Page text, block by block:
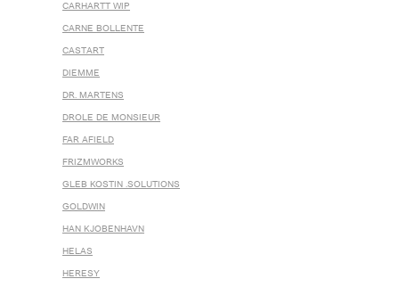
CARHARTT WIP
CARNE BOLLENTE
CASTART
DIEMME
DR. MARTENS
DROLE DE MONSIEUR
FAR AFIELD
FRIZMWORKS
GLEB KOSTIN .SOLUTIONS
GOLDWIN
HAN KJOBENHAVN
HELAS
HERESY